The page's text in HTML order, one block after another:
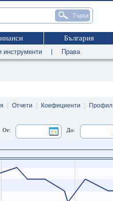
България
инструменти Права
Отчети Коефициенти Профил
До:
От: